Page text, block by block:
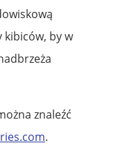
kibiców, by w
znaleźć
.